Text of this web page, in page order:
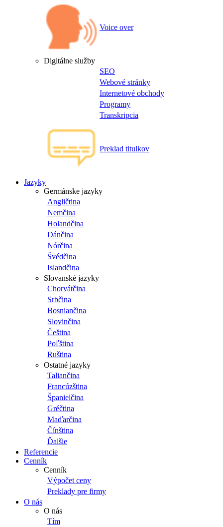
Voice over
Digitálne služby
SEO
Webové stránky
Internetové obchody
Programy
Transkripcia
Preklad titulkov
Jazyky
Germánske jazyky
Angličtina
Nemčina
Holandčina
Dánčina
Nórčina
Švédčina
Islandčina
Slovanské jazyky
Chorvátčina
Srbčina
Bosniančina
Slovinčina
Čeština
Poľština
Ruština
Ostatné jazyky
Taliančina
Francúzština
Španielčina
Gréčtina
Maďarčina
Čínština
Ďalšie
Referencie
Cenník
Cenník
Výpočet ceny
Preklady pre firmy
O nás
O nás
Tím